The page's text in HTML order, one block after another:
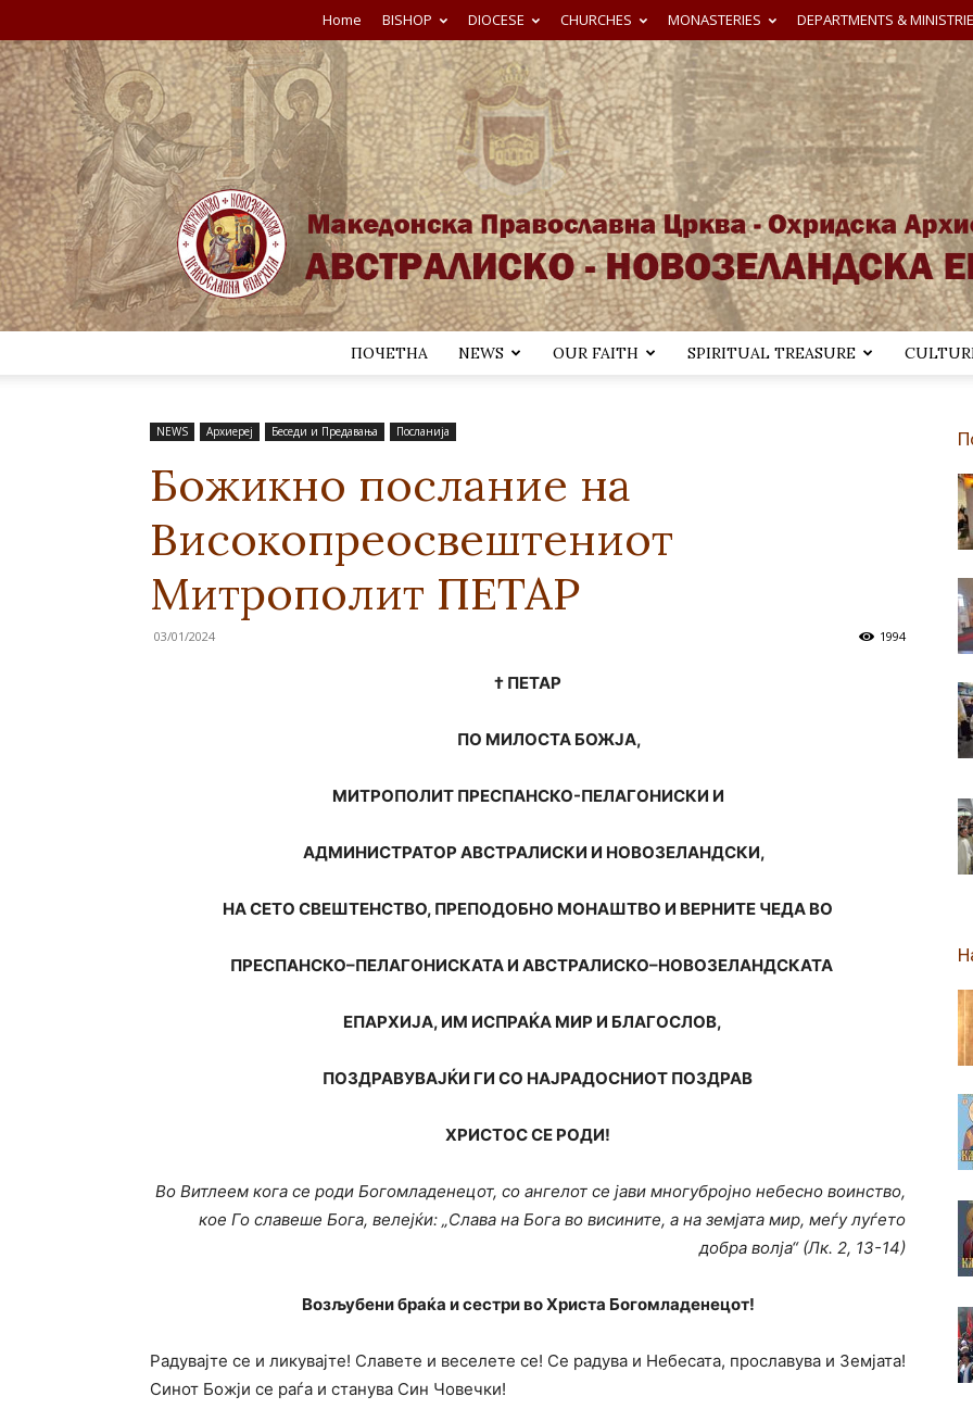
Home BISHOP DIOCESE CHURCHES MONASTERIES DEPARTMENTS &
ПОЧЕТНА NEWS OUR FAITH SPIRITUAL TREASURE
NEWS Архиереј Беседи и Предавања Посланија
Божикно послание на
Високопреосвештениот
Митрополит ПЕТАР
03/01/2024 1994
† ПЕТАР
ПО МИЛОСТА БОЖЈА,
МИТРОПОЛИТ ПРЕСПАНСКО-ПЕЛАГОНИСКИ И
АДМИНИСТРАТОР АВСТРАЛИСКИ И НОВОЗЕЛАНДСКИ,
НА СЕТО СВЕШТЕНСТВО, ПРЕПОДОБНО МОНАШТВО И ВЕРНИТЕ ЧЕДА ВО
ПРЕСПАНСКО–ПЕЛАГОНИСКАТА И АВСТРАЛИСКО–НОВОЗЕЛАНДСКАТА
ЕПАРХИЈА, ИМ ИСПРАЌА МИР И БЛАГОСЛОВ,
ПОЗДРАВУВАЈЌИ ГИ СО НАЈРАДОСНИОТ ПОЗДРАВ
ХРИСТОС СЕ РОДИ!
Во Витлеем кога се роди Богомладенецот, со ангелот се јави многубројно небесно воинство,
кое Го славеше Бога, велејќи: „Слава на Бога во висините, а на земјата мир, меѓу луѓето
добра волја“ (Лк. 2, 13-14)
Возљубени браќа и сестри во Христа Богомладенецот!
Радувајте се и ликувајте! Славете и веселете се! Се радува и Небесата, прославува и Земјата!
Синот Божји се раѓа и станува Син Човечки!